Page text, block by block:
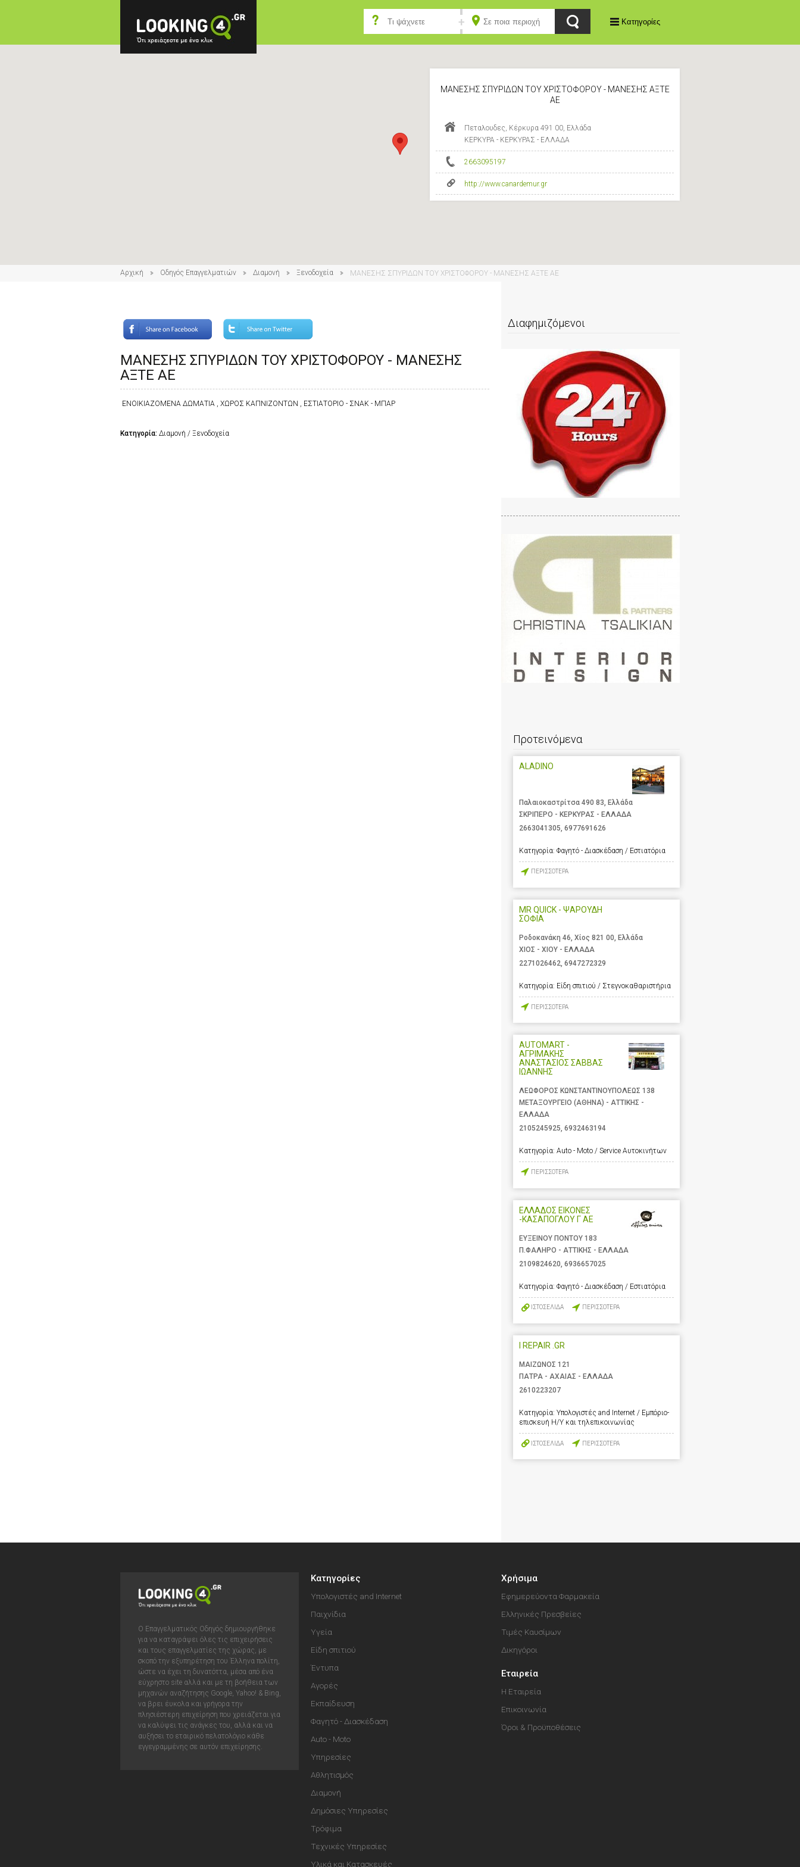
Κατηγορίες
ΜΑΝΕΣΗΣ ΣΠΥΡΙΔΩΝ ΤΟΥ ΧΡΙΣΤΟΦΟΡΟΥ - ΜΑΝΕΣΗΣ ΑΞΤΕ
ΑΕ
Πεταλουδες, Κέρκυρα 491 00, Ελλάδα
ΚΕΡΚΥΡΑ - ΚΕΡΚΥΡΑΣ - ΕΛΛΑΔΑ
2663095197
http://www.canardemur.gr
Αρχική Οδηγός Επαγγελματιών Διαμονή Ξενοδοχεία ΜΑΝΕΣΗΣ ΣΠΥΡΙΔΩΝ ΤΟΥ ΧΡΙΣΤΟΦΟΡΟΥ - ΜΑΝΕΣΗΣ ΑΞΤΕ ΑΕ
ΜΑΝΕΣΗΣ ΣΠΥΡΙΔΩΝ ΤΟΥ ΧΡΙΣΤΟΦΟΡΟΥ - ΜΑΝΕΣΗΣ
ΑΞΤΕ ΑΕ
ΕΝΟΙΚΙΑΖΟΜΕΝΑ ΔΩΜΑΤΙΑ , ΧΩΡΟΣ ΚΑΠΝΙΖΟΝΤΩΝ , ΕΣΤΙΑΤΟΡΙΟ - ΣΝΑΚ - ΜΠΑΡ
Κατηγορία: Διαμονή / Ξενοδοχεία
Διαφημιζόμενοι
Προτεινόμενα
ALADINO
Παλαιοκαστρίτσα 490 83, Ελλάδα
ΣΚΡΙΠΕΡΟ - ΚΕΡΚΥΡΑΣ - ΕΛΛΑΔΑ
2663041305 6977691626
Κατηγορία: Φαγητό - Διασκέδαση / Εστιατόρια
ΠΕΡΙΣΣΟΤΕΡΑ
MR QUICK - ΨΑΡΟΥΔΗ
ΣΟΦΙΑ
Ροδοκανάκη 46, Χίος 821 00, Ελλάδα
ΧΙΟΣ - ΧΙΟΥ - ΕΛΛΑΔΑ
2271026462, 6947272329
Κατηγορία: Είδη σπιτιού / Στεγνοκαθαριστήρια
ΠΕΡΙΣΣΟΤΕΡΑ
AUTOMART -
ΑΓΡΙΜΑΚΗΣ
ΑΝΑΣΤΑΣΙΟΣ ΣΑΒΒΑΣ
ΙΩΑΝΝΗΣ
ΛΕΩΦΟΡΟΣ ΚΩΝΣΤΑΝΤΙΝΟΥΠΟΛΕΩΣ 138
ΜΕΤΑΞΟΥΡΓΕΙΟ (ΑΘΗΝΑ) - ΑΤΤΙΚΗΣ -
ΕΛΛΑΔΑ
2105245925, 6932463194
Κατηγορία: Auto - Moto / Service Αυτοκινήτων
ΠΕΡΙΣΣΟΤΕΡΑ
ΕΛΛΑΔΟΣ ΕΙΚΟΝΕΣ
-ΚΑΣΑΠΟΓΛΟΥ Γ ΑΕ
ΕΥΞΕΙΝΟΥ ΠΟΝΤΟΥ 183
Π.ΦΑΛΗΡΟ - ΑΤΤΙΚΗΣ - ΕΛΛΑΔΑ
2109824620 6936657025
Κατηγορία: Φαγητό - Διασκέδαση / Εστιατόρια
ΙΣΤΟΣΕΛΙΔΑ ΠΕΡΙΣΣΟΤΕΡΑ
I REPAIR .GR
ΜΑΙΖΩΝΟΣ 121
ΠΑΤΡΑ - ΑΧΑΙΑΣ - ΕΛΛΑΔΑ
2610223207
Κατηγορία: Υπολογιστές and Internet / Εμπόριο-
επισκευή Η/Υ και τηλεπικοινωνίας
ΙΣΤΟΣΕΛΙΔΑ ΠΕΡΙΣΣΟΤΕΡΑ
Ο Επαγγελματικός Οδηγός δημιουργήθηκε
για να καταγράψει όλες τις επιχειρήσεις
και τους επαγγελματίες της χώρας, με
σκοπό την εξυπηρέτηση του Έλληνα πολίτη,
ώστε να έχει τη δυνατόττα, μέσα από ένα
εύχρηστο site αλλά και με τη βοήθεια των
μηχανών αναζήτησης Google, Yahoo! & Bing,
να βρει έυκολα και γρήγορα την
πλησιέστερη επιχείρηση που χρειάζεται για
να καλύψει τις ανάγκες του, αλλά και να
αυξήσει το εταιρικό πελατολόγιο κάθε
εγγεγραμμένης σε αυτόν επιχείρησης.
Κατηγορίες
Υπολογιστές and Internet
Παιχνίδια
Υγεία
Είδη σπιτιού
Έντυπα
Αγορές
Εκπαίδευση
Φαγητό - Διασκέδαση
Auto - Moto
Υπηρεσίες
Αθλητισμός
Διαμονή
Δημόσιες Υπηρεσίες
Τρόφιμα
Τεχνικές Υπηρεσίες
Υλικά και Κατασκευές
Χρήσιμα
Εφημερεύοντα Φαρμακεία
Ελληνικές Πρεσβείες
Τιμές Καυσίμων
Δικηγόροι
Εταιρεία
Η Εταιρεία
Επικοινωνία
Όροι & Προϋποθέσεις